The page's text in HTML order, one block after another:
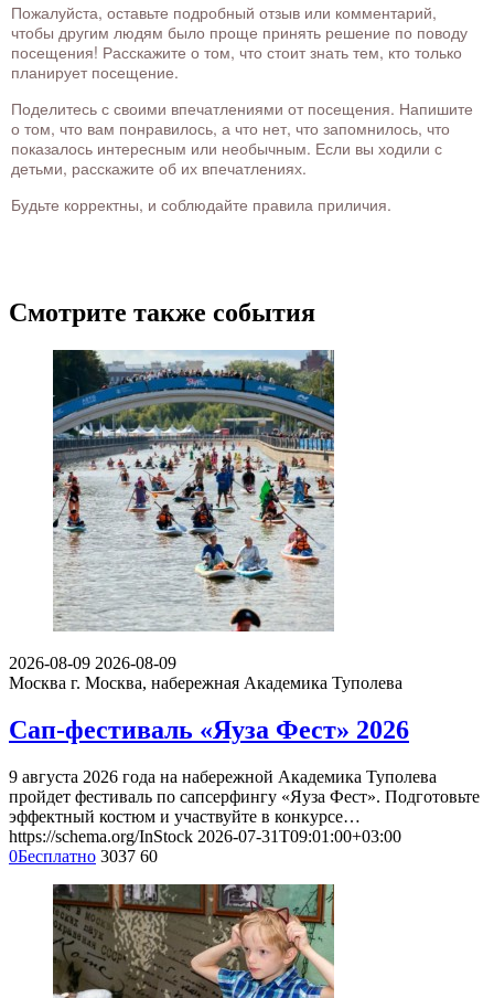
Пожалуйста, оставьте подробный отзыв или комментарий,
чтобы другим людям было проще принять решение по поводу
посещения! Расскажите о том, что стоит знать тем, кто только
планирует посещение.
Поделитесь с своими впечатлениями от посещения. Напишите
о том, что вам понравилось, а что нет, что запомнилось, что
показалось интересным или необычным. Если вы ходили с
детьми, расскажите об их впечатлениях.
Будьте корректны, и соблюдайте правила приличия.
Смотрите также события
2026-08-09 2026-08-09
Москва г. Москва, набережная Академика Туполева
Сап-фестиваль «Яуза Фест» 2026
9 августа 2026 года на набережной Академика Туполева
пройдет фестиваль по сапсерфингу «Яуза Фест». Подготовьте
эффектный костюм и участвуйте в конкурсе…
https://schema.org/InStock 2026-07-31T09:01:00+03:00
0Бесплатно 3037 60